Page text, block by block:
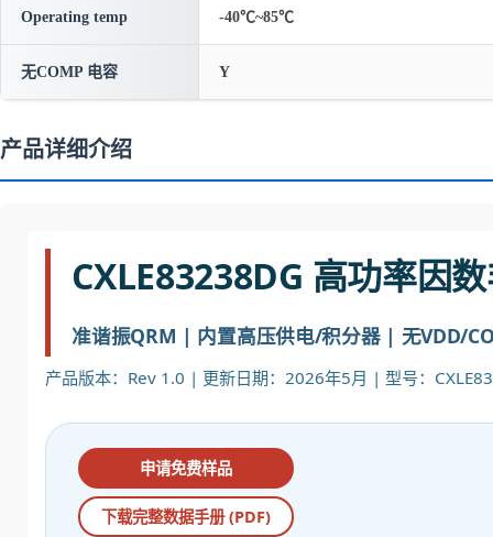
Operating temp -40℃~85℃
无COMP 电容 Y
产品详细介绍
CXLE83238DG 高功率因
准谐振QRM | 内置高压供电/积分器 | 无VDD/
产品版本：Rev 1.0 | 更新日期：2026年5月 | 型号：
申请免费样品
下载完整数据手册 (PDF)